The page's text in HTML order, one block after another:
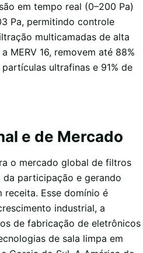
em tempo real (0–200 Pa)
Pa, permitindo controle
multicamadas de alta
MERV 16, removem até 88%
ultrafinas e 91% de
e de Mercado
o mercado global de filtros
da participação e gerando
receita. Esse domínio é
industrial, a
de fabricação de eletrônicos
de sala limpa em